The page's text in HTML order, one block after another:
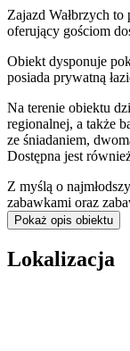
Zajazd Wałbrzych
oferujący gościom
Obiekt dysponuje
posiada prywatną
Na terenie obiektu
regionalnej, a także
ze śniadaniem,
Dostępna jest
Z myślą o
zabawkami oraz
Do dyspozycji gości
(250 zł za 5 osób)
osób). Miłośnicy
bilarda, dostępnego
znajduje się miejsce
Pokaż opis obiektu
Lokalizacja